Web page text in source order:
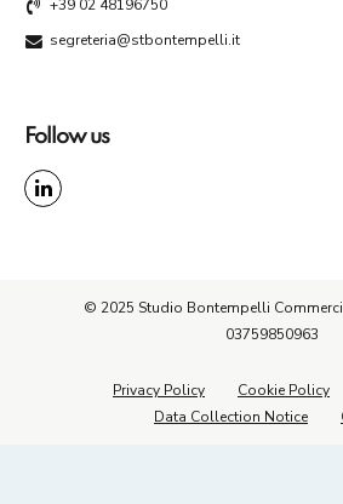
+39 02 48196750
segreteria@stbontempelli.it
Follow us
©️ 2025 Studio Bontempelli
03759850963
Privacy Policy Cookie Policy
Data Collection Notice